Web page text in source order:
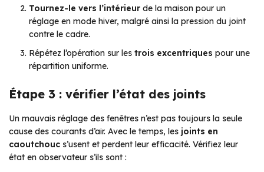
Tournez-le vers l’intérieur de la maison pour un
réglage en mode hiver, malgré ainsi la pression du joint
contre le cadre.
Répétez l’opération sur les trois excentriques pour une
répartition uniforme.
Étape 3 : vérifier l’état des joints
Un mauvais réglage des fenêtres n’est pas toujours la seule
cause des courants d’air. Avec le temps, les joints en
caoutchouc s’usent et perdent leur efficacité. Vérifiez leur
état en observateur s’ils sont :